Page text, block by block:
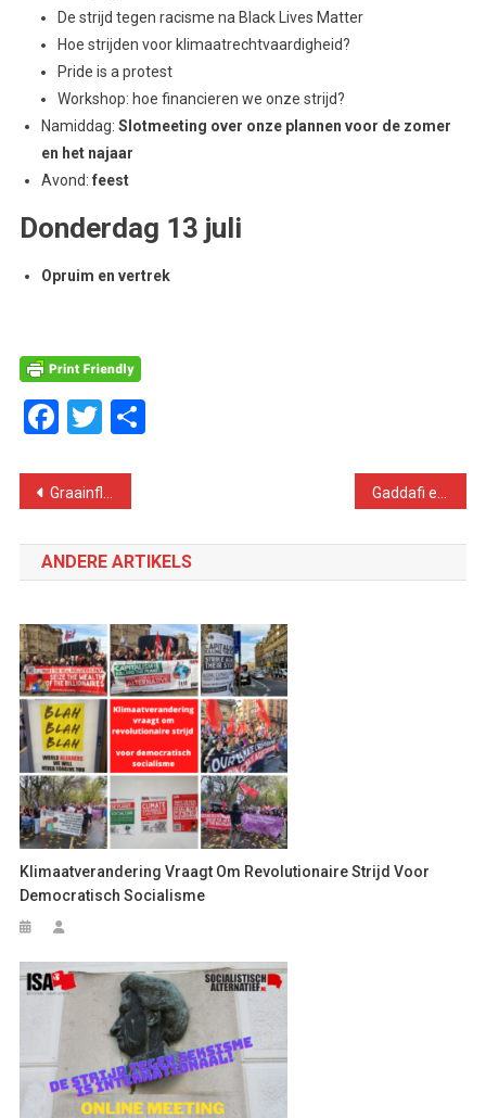
De strijd tegen racisme na Black Lives Matter
Hoe strijden voor klimaatrechtvaardigheid?
Pride is a protest
Workshop: hoe financieren we onze strijd?
Namiddag: Slotmeeting over onze plannen voor de zomer
en het najaar
Avond: feest
Donderdag 13 juli
Opruim en vertrek
Facebook
Twitter
Delen
Bericht
navigatie
Graainflatie: geen ”uitspatting” maar het kapitalisme ten voeten uit
ANDERE ARTIKELS
Klimaatverandering Vraagt Om Revolutionaire Strijd Voor
Democratisch Socialisme